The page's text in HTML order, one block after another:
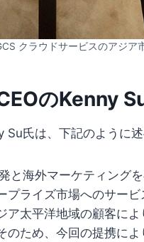
クラウドサービスのアジ
のKenny
氏は、下記のように述
と海外マーケティング
プライズ市場へのサー
ア太平洋地域の顧客に
のため、今回の提携に